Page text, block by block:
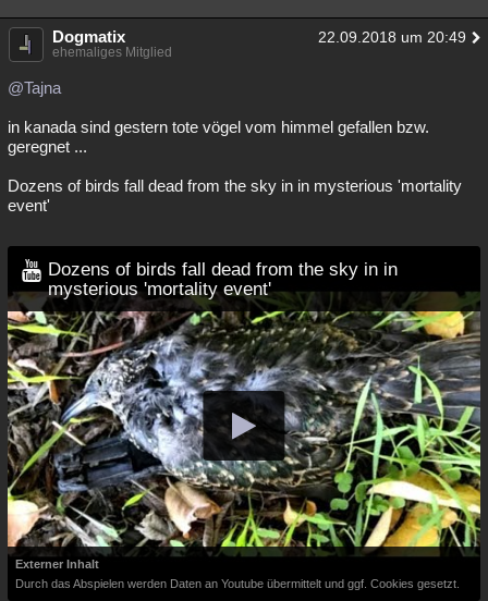
Dogmatix 22.09.2018 um 20:49
ehemaliges Mitglied
@Tajna
in kanada sind gestern tote vögel vom himmel gefallen bzw.
geregnet ...
Dozens of birds fall dead from the sky in in mysterious 'mortality
event'
Dozens of birds fall dead from the sky in in
mysterious 'mortality event'
Externer Inhalt
Durch das Abspielen werden Daten an Youtube übermittelt und ggf. Cookies gesetzt.